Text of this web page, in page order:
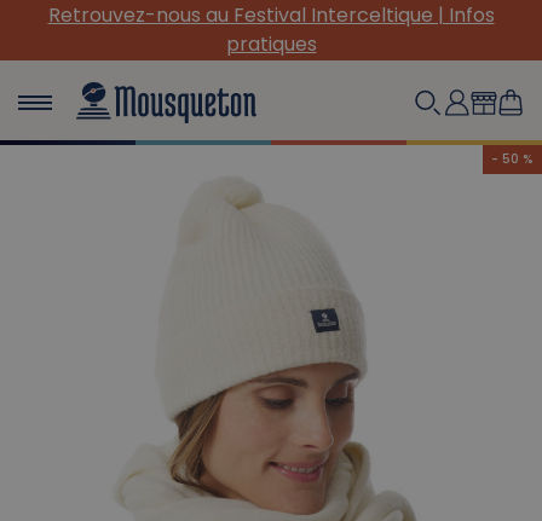
au Festival Interceltique | Infos
(Re) Découvrez
- 50 %